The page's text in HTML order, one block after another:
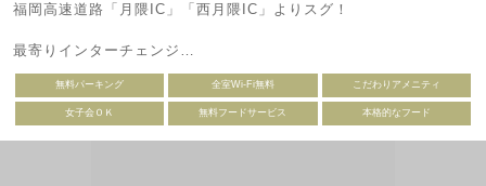
福岡高速道路「月隈IC」「西月隈IC」よりスグ！
最寄りインターチェンジ
福岡高速環状線 / 月隈
福岡高速環状線 / 西月隈
無料パーキング 全室Wi-Fi無料 こだわりアメニティ
女子会ＯＫ 無料フードサービス 本格的なフード